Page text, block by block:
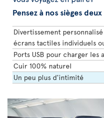
Pensez à nos sièges
Divertissement
écrans tactiles individuels
Ports USB pour charger
Cuir 100% naturel
Un peu plus d'intimité